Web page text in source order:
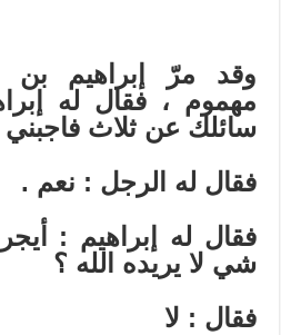
وقد مرّ إبراهيم
مهموم ، فقال له
سائلك عن ثلاث
فقال له الرجل : نعم .
فقال له إبراهيم :
شي لا يريده الله ؟
فقال : لا